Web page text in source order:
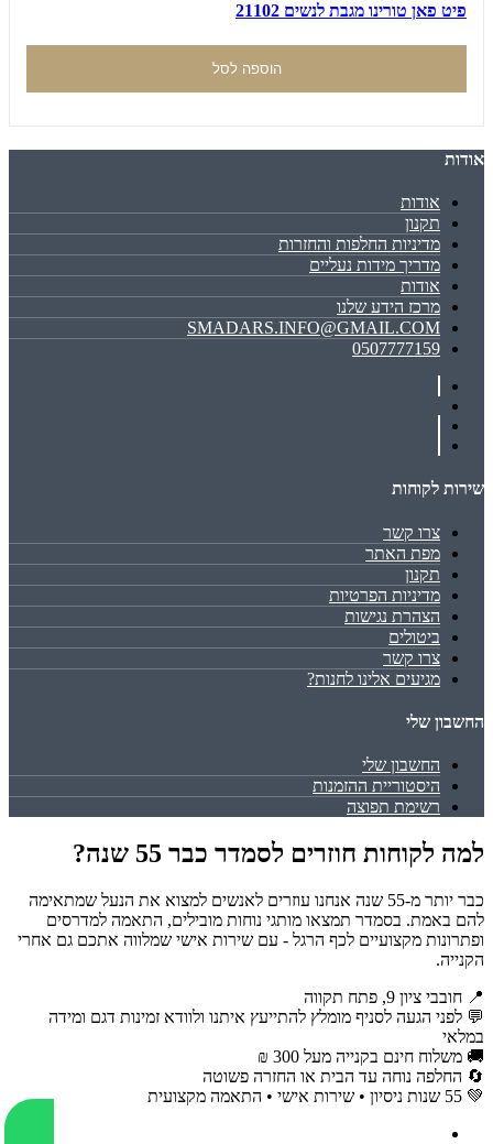
פיט פאן טורינו מגבת לנשים 21102
הוספה לסל
אודות
אודות
תקנון
מדיניות החלפות והחזרות
מדריך מידות נעליים
אודות
מרכז הידע שלנו
SMADARS.INFO@GMAIL.COM
0507777159
שירות לקוחות
צרו קשר
מפת האתר
תקנון
מדיניות הפרטיות
הצהרת נגישות
ביטולים
צרו קשר
מגיעים אלינו לחנות?
החשבון שלי
החשבון שלי
היסטוריית ההזמנות
רשימת תפוצה
למה לקוחות חוזרים לסמדר כבר 55 שנה?
כבר יותר מ-55 שנה אנחנו עוזרים לאנשים למצוא את הנעל שמתאימה
להם באמת. בסמדר תמצאו מותגי נוחות מובילים, התאמה למדרסים
ופתרונות מקצועיים לכף הרגל - עם שירות אישי שמלווה אתכם גם אחרי
הקנייה.
📍 חובבי ציון 9, פתח תקווה
💬 לפני הגעה לסניף מומלץ להתייעץ איתנו ולוודא זמינות דגם ומידה
במלאי
🚚 משלוח חינם בקנייה מעל 300 ₪
🔄 החלפה נוחה עד הבית או החזרה פשוטה
💚 55 שנות ניסיון • שירות אישי • התאמה מקצועית